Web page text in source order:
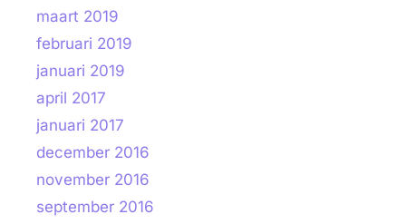
maart 2019
februari 2019
januari 2019
april 2017
januari 2017
december 2016
november 2016
september 2016